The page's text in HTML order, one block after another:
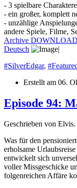
- 3 spielbare
- ein großer, komplett
- unzählige
andere Spiele, Filme,
Archive DOWNLOAD
Deutsch
|
#SilverEdgar,
Erstellt am 06.
Episode 94:
Geschrieben von Elvis.
Was für den
erholsame
entwickelt sich
voller Missgeschicke
folgenreichen Affäre